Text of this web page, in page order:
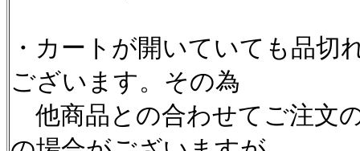
・カートが開いていても品切
ございます。その為
他商品との合わせてご注文